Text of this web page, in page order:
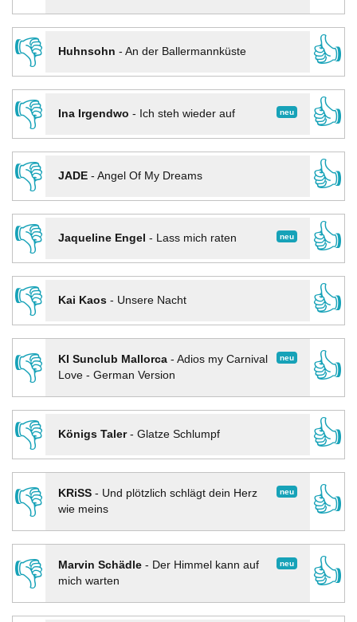
👎
Huhnsohn - An der Ballermannküste
👍
👎
neu
Ina Irgendwo - Ich steh wieder auf
👍
👎
JADE- Angel Of My Dreams
👍
👎
neu
Jaqueline Engel - Lass mich raten
👍
👎
Kai Kaos- Unsere Nacht
👍
👎
neu
KI Sunclub Mallorca- Adios my Carnival
Love - German Version
👍
👎
Königs Taler- Glatze Schlumpf
👍
👎
neu
KRiSS- Und plötzlich schlägt dein Herz
wie meins
👍
👎 neu
Marvin Schädle- Der Himmel kann auf
mich warten
👍